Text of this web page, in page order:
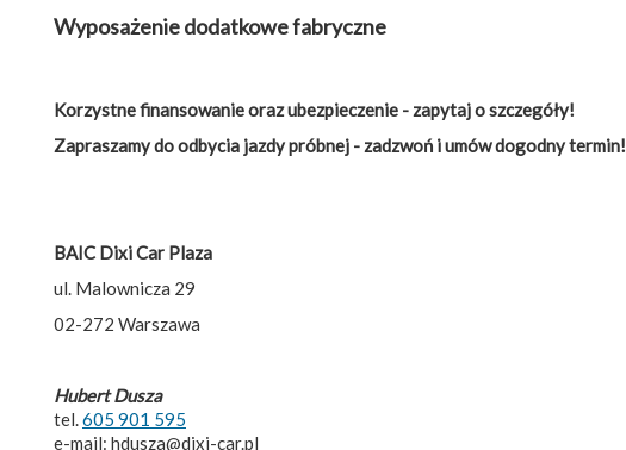
Wyposażenie dodatkowe fabryczne
Korzystne finansowanie oraz ubezpieczenie - zapytaj o szczegóły!
Zapraszamy do odbycia jazdy próbnej - zadzwoń i umów dogodny termin!
BAIC Dixi Car Plaza
ul. Malownicza 29
02-272 Warszawa
Hubert Dusza
tel.605 901 595
e-mail: hdusza@dixi-car.pl